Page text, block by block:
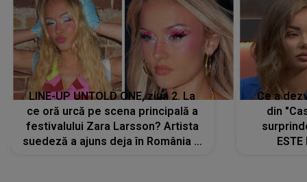
LINE-UP UNTOLD ONE, ziua 2. La
ce oră urcă pe scena principală a
festivalului Zara Larsson? Artista
suedeză a ajuns deja în România și
Ce a
din